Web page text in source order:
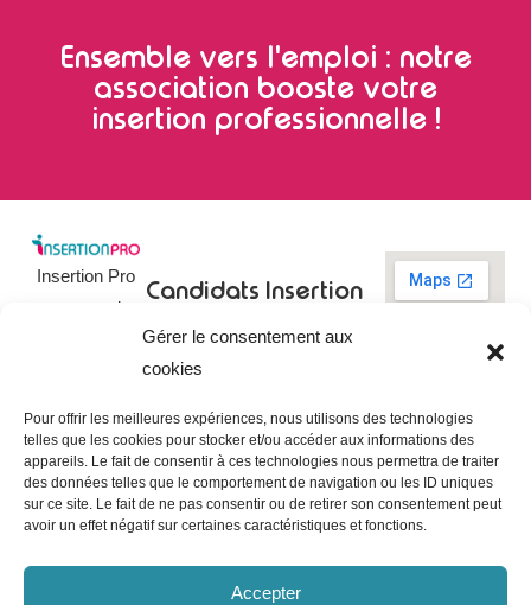
Gérer le consentement aux
cookies
Pour offrir les meilleures expériences, nous utilisons des technologies
telles que les cookies pour stocker et/ou accéder aux informations des
appareils. Le fait de consentir à ces technologies nous permettra de traiter
des données telles que le comportement de navigation ou les ID uniques
sur ce site. Le fait de ne pas consentir ou de retirer son consentement peut
avoir un effet négatif sur certaines caractéristiques et fonctions.
Accepter
Ensemble vers l'emploi : notre
association booste votre
insertion professionnelle !
Insertion Pro
est une action
pour
l’Insertion
Professionnelle ,
dédiée à
l’insertion et
Candidats
emploi
Tableau de
bord du
candidat
Entreprises
Poster une
Insertion
09 73 03 78
Contact
CGU
Mentions
légales
confidentialité